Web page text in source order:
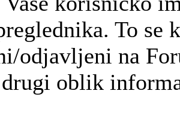
To se
odjavljeni na
oblik